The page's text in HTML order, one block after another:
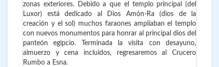
zonas exteriores. Debido a que el templo principal (del
Luxor) está dedicado al Dios Amón-Ra (dios de la
creación y el sol) muchos faraones ampliaban el templo
con nuevos monumentos para honrar al principal dios del
panteón egipcio. Terminada la visita con desayuno,
almuerzo y cena incluidos, regresaremos al Crucero
Rumbo a Esna.